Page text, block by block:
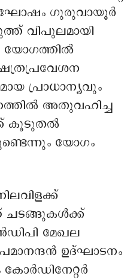
ഗുരുവായൂർ
വിപുലമായി
യോഗത്തിൽ
പ്രാധാന്യവും
അതുവഹിച്ച
കൂടുതൽ
യോഗം
ചടങ്ങുകൾക്ക്
മേഖല
ഉദ്ഘാടനം